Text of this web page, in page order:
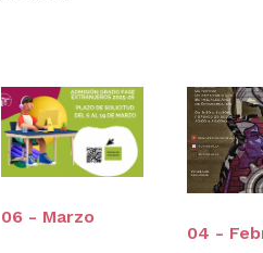
06 - Marzo
04 -